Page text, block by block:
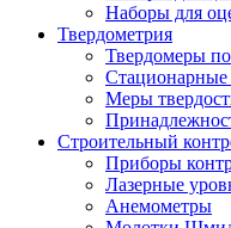
Наборы для
Твердометрия
Твердомеры
Стационарные
Меры
Строительный
Приборы
Лазерные
Анемометры